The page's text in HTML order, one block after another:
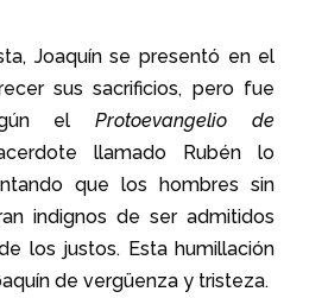
Joaquín se presentó en el
sus sacrificios, pero fue
elProtoevangelio de
llamado Rubén lo
que los hombres sin
indignos de ser admitidos
los justos. Esta humillación
de vergüenza y tristeza.